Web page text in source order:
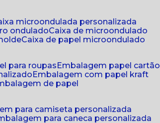
microondulada personalizada
ondulado
caixa de microondulado
caixa de papel microondulado
para roupas
embalagem papel cartão
embalagem com papel kraft
de papel
para camiseta personalizada
para caneca personalizada